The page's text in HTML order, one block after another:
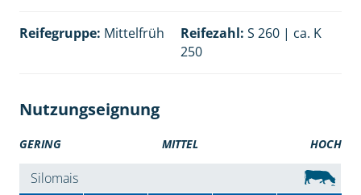
Reifegruppe: Mittelfrüh Reifezahl: S 260 | ca. K
250
Nutzungseignung
GERING MITTEL HOCH
Silomais